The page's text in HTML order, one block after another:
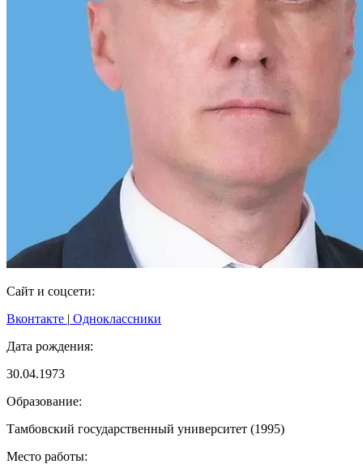
Сайт и соцсети:
Вконтакте | Одноклассники
Дата рождения:
30.04.1973
Образование:
Тамбовский государственный университет (1995)
Место работы: